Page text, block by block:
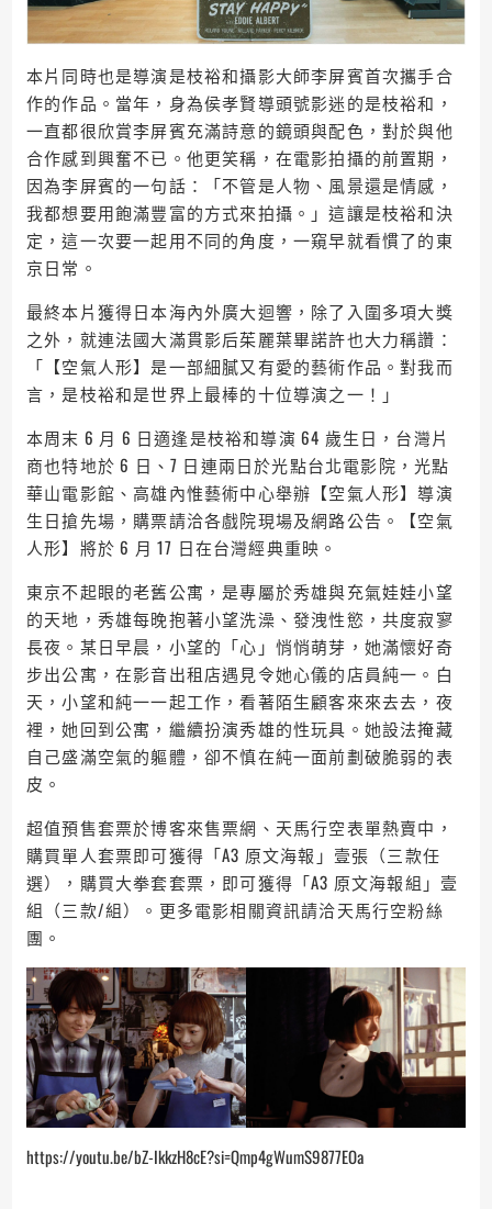
本片同時也是導演是枝裕和攝影大師李屏賓首次攜手合
作的作品。當年，身為侯孝賢導頭號影迷的是枝裕和，
一直都很欣賞李屏賓充滿詩意的鏡頭與配色，對於與他
合作感到興奮不已。他更笑稱，在電影拍攝的前置期，
因為李屏賓的一句話：「不管是人物、風景還是情感，
我都想要用飽滿豐富的方式來拍攝。」這讓是枝裕和決
定，這一次要一起用不同的角度，一窺早就看慣了的東
京日常。
最終本片獲得日本海內外廣大迴響，除了入圍多項大獎
之外，就連法國大滿貫影后茱麗葉畢諾許也大力稱讚：
「【空氣人形】是一部細膩又有愛的藝術作品。對我而
言，是枝裕和是世界上最棒的十位導演之一！」
本周末 6 月 6 日適逢是枝裕和導演 64 歲生日，台灣片
商也特地於 6 日、7 日連兩日於光點台北電影院，光點
華山電影館、高雄內惟藝術中心舉辦【空氣人形】導演
生日搶先場，購票請洽各戲院現場及網路公告。【空氣
人形】將於 6 月 17 日在台灣經典重映。
東京不起眼的老舊公寓，是專屬於秀雄與充氣娃娃小望
的天地，秀雄每晚抱著小望洗澡、發洩性慾，共度寂寥
長夜。某日早晨，小望的「心」悄悄萌芽，她滿懷好奇
步出公寓，在影音出租店遇見令她心儀的店員純一。白
天，小望和純一一起工作，看著陌生顧客來來去去，夜
裡，她回到公寓，繼續扮演秀雄的性玩具。她設法掩藏
自己盛滿空氣的軀體，卻不慎在純一面前劃破脆弱的表
皮。
超值預售套票於博客來售票網、天馬行空表單熱賣中，
購買單人套票即可獲得「A3 原文海報」壹張（三款任
選），購買大拳套套票，即可獲得「A3 原文海報組」壹
組（三款/組）。更多電影相關資訊請洽天馬行空粉絲
團。
https://youtu.be/bZ-IkkzH8cE?si=Qmp4gWumS9877EOa